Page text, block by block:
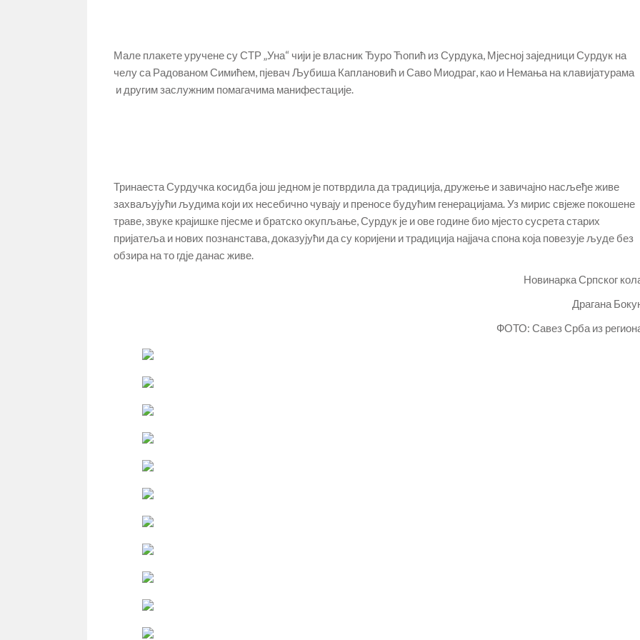
Мале плакете уручене су СТР „Уна“ чији је власник Ђуро Ћопић из Сурдука, Мјесној заједници Сурдук на
челу са Радованом Симићем, пјевач Љубиша Каплановић и Саво Миодраг, као и Немања на клавијатурама
и другим заслужним помагачима манифестације.
Тринаеста Сурдучка косидба још једном је потврдила да традиција, дружење и завичајно насљеђе живе
захваљујући људима који их несебично чувају и преносе будућим генерацијама. Уз мирис свјеже покошене
траве, звуке крајишке пјесме и братско окупљање, Сурдук је и ове године био мјесто сусрета старих
пријатеља и нових познанстава, доказујући да су коријени и традиција најјача спона која повезује људе без
обзира на то гдје данас живе.
Новинарка Српског
Драгана
ФОТО: Савез Срба из